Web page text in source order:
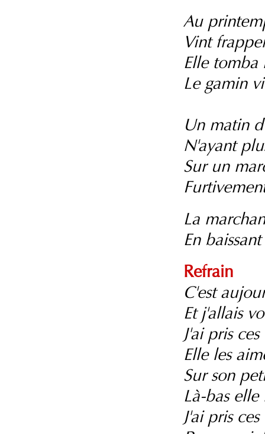
Au
Vint
Elle
Le gamin
Un matin
N'ayant
Sur un
La
En
Refrain
C'est
Et j'allais
J'ai pris
Elle les
Sur son
Là-bas
J'ai pris